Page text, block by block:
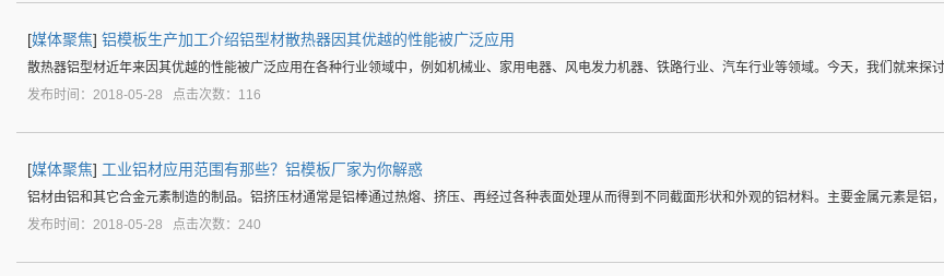
[媒体聚焦] 铝模板生产加工介绍铝型材散热器因其优越的性能被广泛应用
散热器铝型材近年来因其优越的性能被广泛应用在各种行业领域中，例如机械业、家用电器、风电发力机器、铁路行业、汽车行业等领域。今天，我们就来探
发布时间：2018-05-28 点击次数：116
[媒体聚焦] 工业铝材应用范围有那些？铝模板厂家为你解惑
铝材由铝和其它合金元素制造的制品。铝挤压材通常是铝棒通过热熔、挤压、再经过各种表面处理从而得到不同截面形状和外观的铝材料。主要金属元素是铝
发布时间：2018-05-28 点击次数：240